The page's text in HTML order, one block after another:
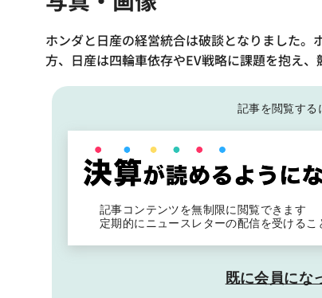
ホンダと日産の経営統合は破談となりました
方、日産は四輪車依存やEV戦略に課題を抱え、
記事を閲覧する
記事コンテンツを無制限に閲覧できます
定期的にニュースレターの配信を受けるこ
既に会員にな